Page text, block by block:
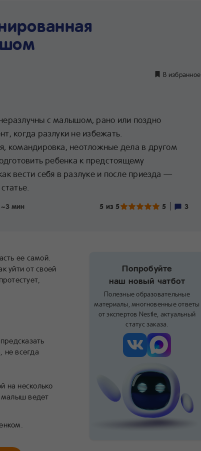
В избранное
с малышом, рано или поздно
когда разлуки не избежать.
командировка, неотложные дела в другом
ребенка к предстоящему
вести себя в разлуке и после приезда —
мин 5 из 5 5 3
ее самой.
уйти от своей
не всегда
на несколько
малыш ведет
Попробуйте
наш новый чатбот
Полезные образовательные
материалы, многновенные ответы
от экспертов Nestle, актуальный
статус заказа.